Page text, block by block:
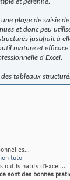
et pérenne.
plage de saisie
et donc peu
justifiait à
mature et
d’Excel.
tableaux
tuto
outils natifs d'Excel...
sont des bonnes